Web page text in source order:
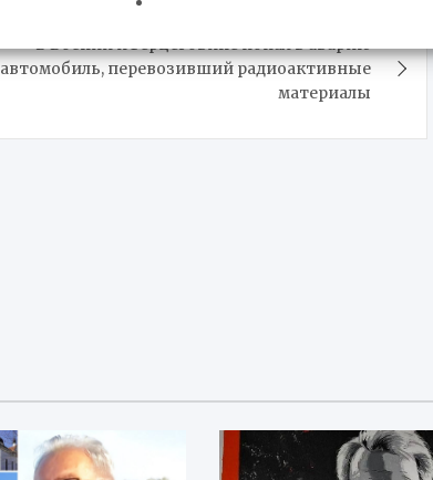
В Боснии и Герцеговине попал в аварию
автомобиль, перевозивший радиоактивные
материалы